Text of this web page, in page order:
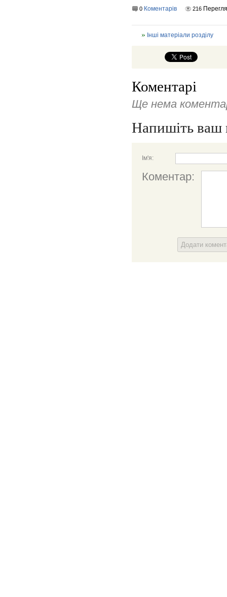
0 Коментарів 216
Інші матеріали розділу
Коментарі
Ще нема
Напишіть ваш
Ім'я:
Коментар:
Додати